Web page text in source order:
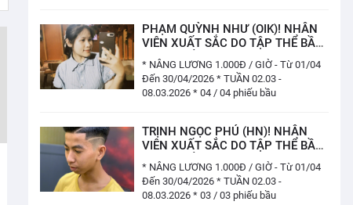
PHẠM QUỲNH NHƯ (OIK)! NHÂN
VIÊN XUẤT SẮC DO TẬP THỂ BẦU
CHỌN TUẦN 02.03 - 08.03.2026
(04/ 04 PHIẾU)
* NÂNG LƯƠNG 1.000Đ / GIỜ - Từ 01/04
Đến 30/04/2026 * TUẦN 02.03 -
08.03.2026 * 04 / 04 phiếu bầu
TRỊNH NGỌC PHÚ (HN)! NHÂN
VIÊN XUẤT SẮC DO TẬP THỂ BẦU
CHỌN TUẦN 02.03 - 08.03.2026
(03/ 03 PHIẾU)
* NÂNG LƯƠNG 1.000Đ / GIỜ - Từ 01/04
Đến 30/04/2026 * TUẦN 02.03 -
08.03.2026 * 03 / 03 phiếu bầu